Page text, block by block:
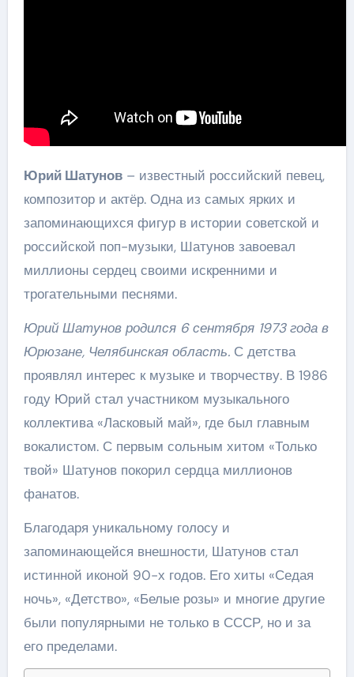
Юрий Шатунов– известный российский певец,
композитор и актёр. Одна из самых ярких и
запоминающихся фигур в истории советской и
российской поп-музыки, Шатунов завоевал
миллионы сердец своими искренними и
трогательными песнями.
Юрий Шатунов родился 6 сентября 1973 года в
Юрюзане, Челябинская область.С детства
проявлял интерес к музыке и творчеству. В 1986
году Юрий стал участником музыкального
коллектива «Ласковый май», где был главным
вокалистом. С первым сольным хитом «Только
твой» Шатунов покорил сердца миллионов
фанатов.
Благодаря уникальному голосу и
запоминающейся внешности, Шатунов стал
истинной иконой 90-х годов. Его хиты «Седая
ночь», «Детство», «Белые розы» и многие другие
были популярными не только в СССР, но и за
его пределами.